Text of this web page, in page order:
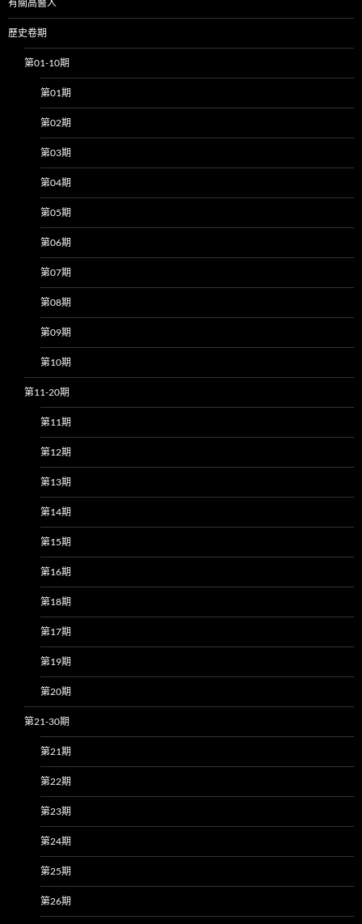
有關高醫人
歷史卷期
第01-10期
第01期
第02期
第03期
第04期
第05期
第06期
第07期
第08期
第09期
第10期
第11-20期
第11期
第12期
第13期
第14期
第15期
第16期
第18期
第17期
第19期
第20期
第21-30期
第21期
第22期
第23期
第24期
第25期
第26期